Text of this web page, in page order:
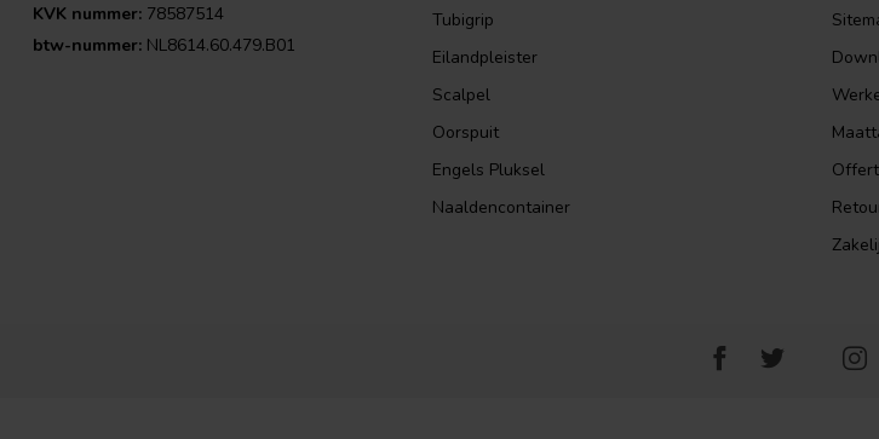
KVK nummer: 78587514
btw-nummer: NL8614.60.479.B01
Tubigrip
Eilandpleister
Scalpel
Oorspuit
Engels Pluksel
Naaldencontainer